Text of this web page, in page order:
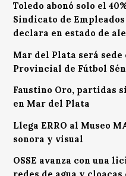
Toledo abonó solo el
Sindicato de
declara en estado de
Mar del Plata será sede
Provincial de Fútbol
Faustino Oro, partidas
en Mar del Plata
Llega ERRO al Museo
sonora y visual
OSSE avanza con una